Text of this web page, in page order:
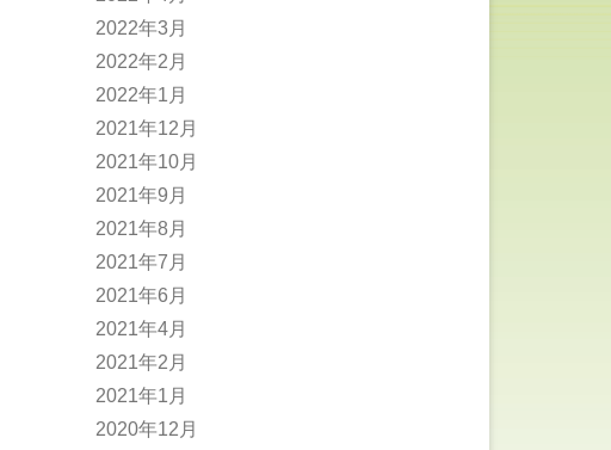
2022年3月
2022年2月
2022年1月
2021年12月
2021年10月
2021年9月
2021年8月
2021年7月
2021年6月
2021年4月
2021年2月
2021年1月
2020年12月